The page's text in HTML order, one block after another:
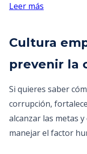
Leer más
Cultura
prevenir la
Si quieres saber
corrupción,
alcanzar las metas
manejar el factor